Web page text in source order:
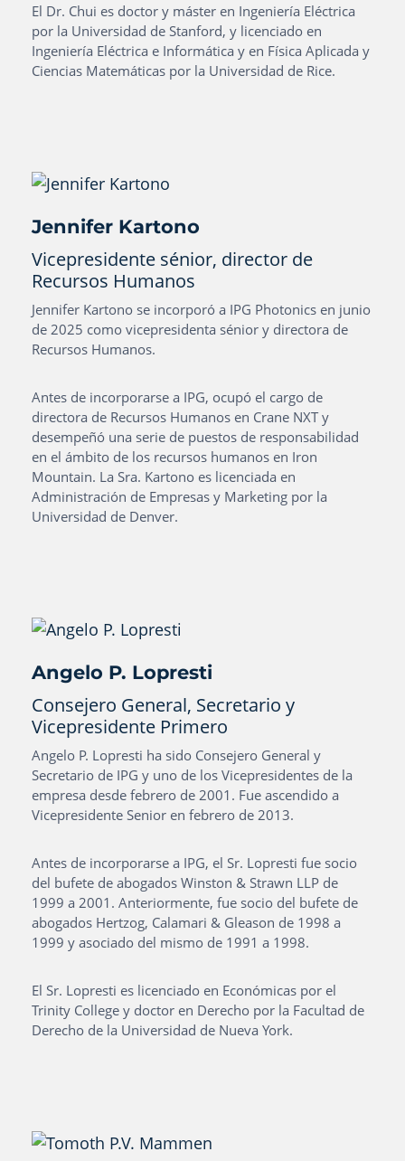
El Dr. Chui es doctor y máster en Ingeniería Eléctrica
por la Universidad de Stanford, y licenciado en
Ingeniería Eléctrica e Informática y en Física Aplicada y
Ciencias Matemáticas por la Universidad de Rice.
Jennifer Kartono
Vicepresidente sénior, director de
Recursos Humanos
Jennifer Kartono se incorporó a IPG Photonics en junio
de 2025 como vicepresidenta sénior y directora de
Recursos Humanos.
Antes de incorporarse a IPG, ocupó el cargo de
directora de Recursos Humanos en Crane NXT y
desempeñó una serie de puestos de responsabilidad
en el ámbito de los recursos humanos en Iron
Mountain. La Sra. Kartono es licenciada en
Administración de Empresas y Marketing por la
Universidad de Denver.
Angelo P. Lopresti
Consejero General, Secretario y
Vicepresidente Primero
Angelo P. Lopresti ha sido Consejero General y
Secretario de IPG y uno de los Vicepresidentes de la
empresa desde febrero de 2001. Fue ascendido a
Vicepresidente Senior en febrero de 2013.
Antes de incorporarse a IPG, el Sr. Lopresti fue socio
del bufete de abogados Winston & Strawn LLP de
1999 a 2001. Anteriormente, fue socio del bufete de
abogados Hertzog, Calamari & Gleason de 1998 a
1999 y asociado del mismo de 1991 a 1998.
El Sr. Lopresti es licenciado en Económicas por el
Trinity College y doctor en Derecho por la Facultad de
Derecho de la Universidad de Nueva York.